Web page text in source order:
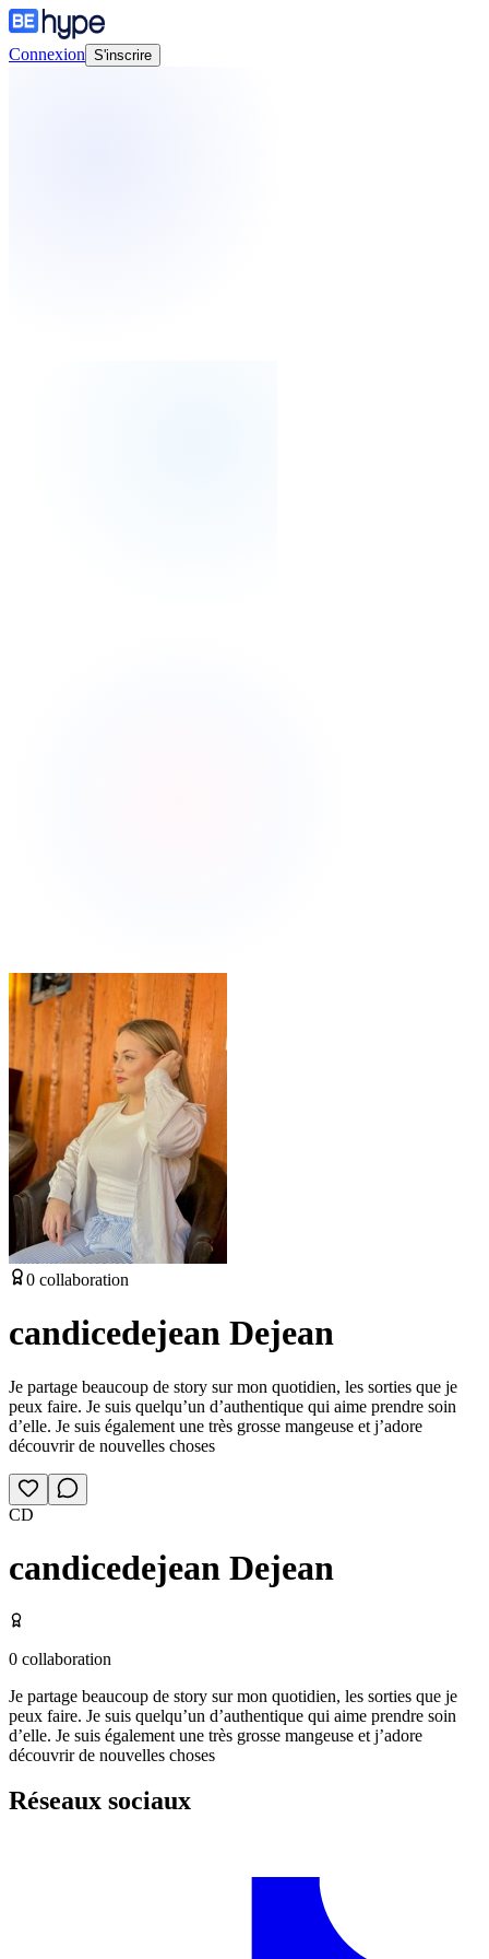
Connexion S'inscrire
0 collaboration
candicedejean Dejean
Je partage beaucoup de story sur mon quotidien, les sorties que je
peux faire. Je suis quelqu’un d’authentique qui aime prendre soin
d’elle. Je suis également une très grosse mangeuse et j’adore
découvrir de nouvelles choses
CD
candicedejean Dejean
0 collaboration
Je partage beaucoup de story sur mon quotidien, les sorties que je
peux faire. Je suis quelqu’un d’authentique qui aime prendre soin
d’elle. Je suis également une très grosse mangeuse et j’adore
découvrir de nouvelles choses
Réseaux sociaux